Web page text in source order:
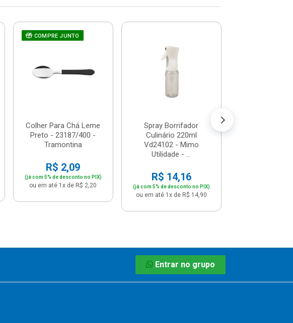
COMPRE JUNTO
Colher Para Chá Leme
Preto - 23187/400 -
Tramontina
R$ 2,09
(já com 5% de desconto no PIX)
ou em até 1x de R$ 2,20
Spray Borrifador
Culinário 220ml
Vd24102 - Mimo
Utilidade - ...
R$ 14,16
(já com 5% de desconto no PIX)
ou em até 1x de R$ 14,90
Entrar no grupo